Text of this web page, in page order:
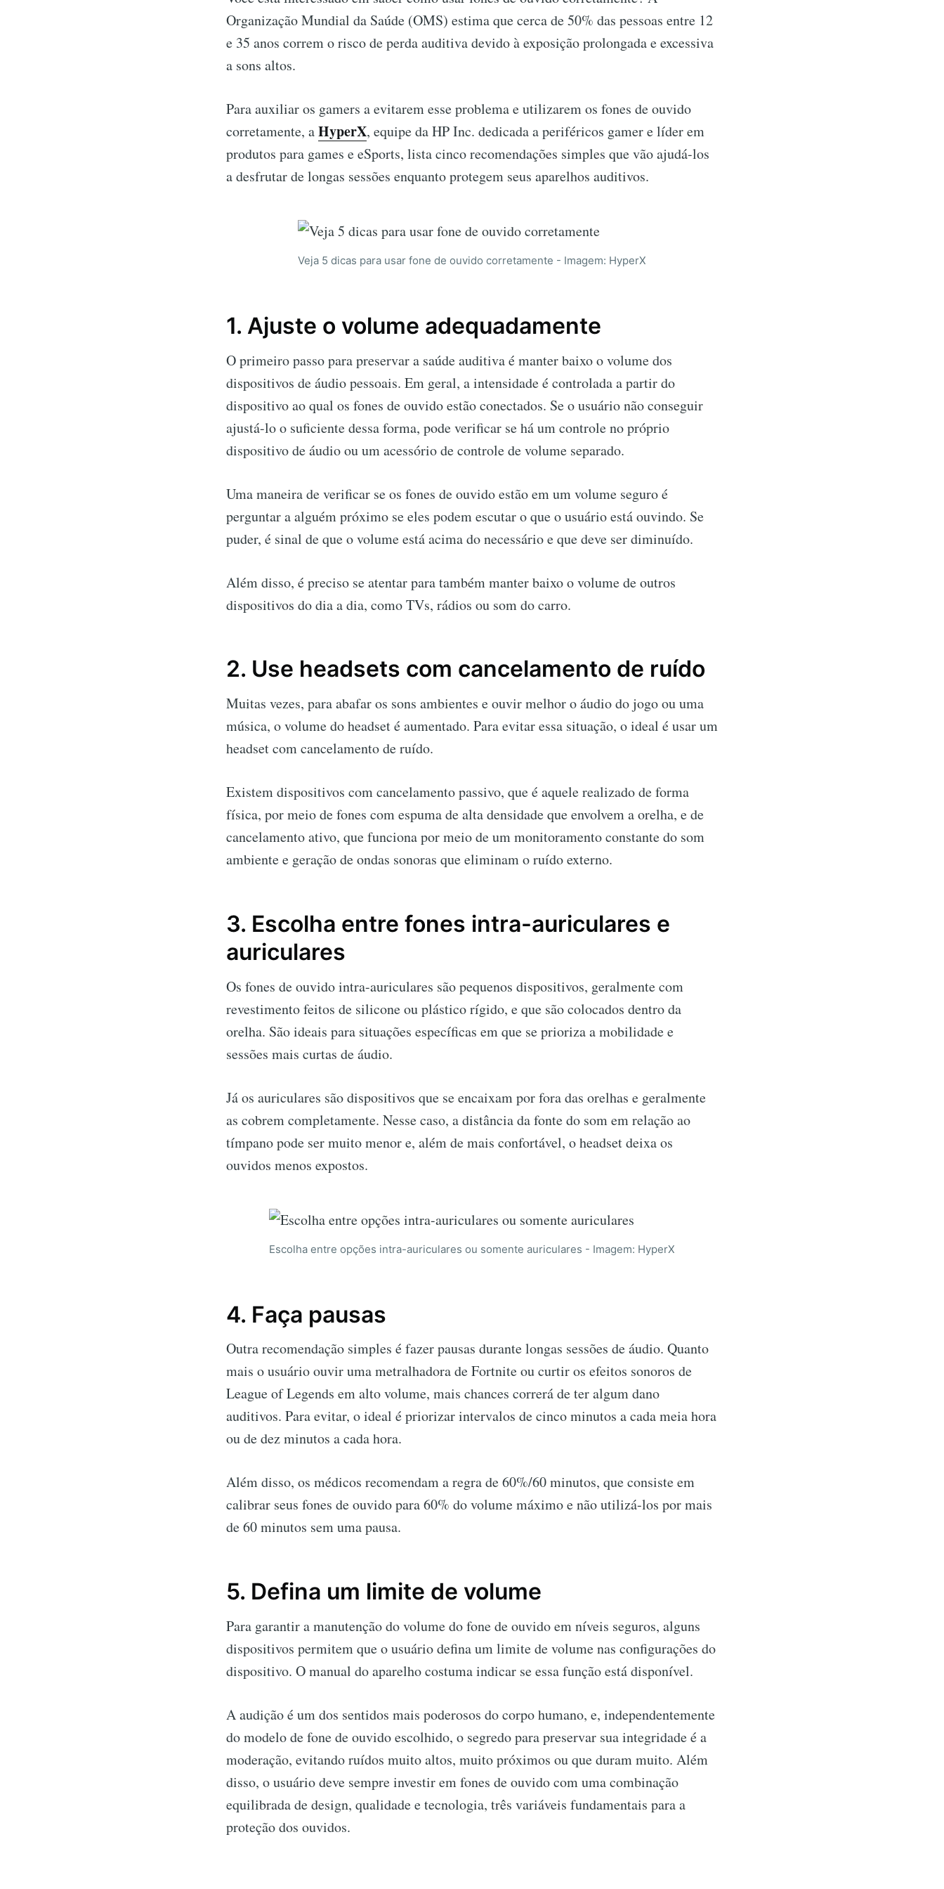
Organização Mundial da Saúde (OMS) estima que cerca de 50% das pessoas entre 12
e 35 anos correm o risco de perda auditiva devido à exposição prolongada e excessiva
a sons altos.
Para auxiliar os gamers a evitarem esse problema e utilizarem os fones de ouvido
corretamente, aHyperX, equipe da HP Inc. dedicada a periféricos gamer e líder em
produtos para games e eSports, lista cinco recomendações simples que vão ajudá-los
a desfrutar de longas sessões enquanto protegem seus aparelhos auditivos.
Veja 5 dicas para usar fone de ouvido corretamente - Imagem: HyperX
1. Ajuste o volume adequadamente
O primeiro passo para preservar a saúde auditiva é manter baixo o volume dos
dispositivos de áudio pessoais. Em geral, a intensidade é controlada a partir do
dispositivo ao qual os fones de ouvido estão conectados. Se o usuário não conseguir
ajustá-lo o suficiente dessa forma, pode verificar se há um controle no próprio
dispositivo de áudio ou um acessório de controle de volume separado.
Uma maneira de verificar se os fones de ouvido estão em um volume seguro é
perguntar a alguém próximo se eles podem escutar o que o usuário está ouvindo. Se
puder, é sinal de que o volume está acima do necessário e que deve ser diminuído.
Além disso, é preciso se atentar para também manter baixo o volume de outros
dispositivos do dia a dia, como TVs, rádios ou som do carro.
2. Use headsets com cancelamento de ruído
Muitas vezes, para abafar os sons ambientes e ouvir melhor o áudio do jogo ou uma
música, o volume do headset é aumentado. Para evitar essa situação, o ideal é usar um
headset com cancelamento de ruído.
Existem dispositivos com cancelamento passivo, que é aquele realizado de forma
física, por meio de fones com espuma de alta densidade que envolvem a orelha, e de
cancelamento ativo, que funciona por meio de um monitoramento constante do som
ambiente e geração de ondas sonoras que eliminam o ruído externo.
3. Escolha entre fones intra-auriculares e
auriculares
Os fones de ouvido intra-auriculares são pequenos dispositivos, geralmente com
revestimento feitos de silicone ou plástico rígido, e que são colocados dentro da
orelha. São ideais para situações específicas em que se prioriza a mobilidade e
sessões mais curtas de áudio.
Já os auriculares são dispositivos que se encaixam por fora das orelhas e geralmente
as cobrem completamente. Nesse caso, a distância da fonte do som em relação ao
tímpano pode ser muito menor e, além de mais confortável, o headset deixa os
ouvidos menos expostos.
Escolha entre opções intra-auriculares ou somente auriculares - Imagem: HyperX
4. Faça pausas
Outra recomendação simples é fazer pausas durante longas sessões de áudio. Quanto
mais o usuário ouvir uma metralhadora de Fortnite ou curtir os efeitos sonoros de
League of Legends em alto volume, mais chances correrá de ter algum dano
auditivos. Para evitar, o ideal é priorizar intervalos de cinco minutos a cada meia hora
ou de dez minutos a cada hora.
Além disso, os médicos recomendam a regra de 60%/60 minutos, que consiste em
calibrar seus fones de ouvido para 60% do volume máximo e não utilizá-los por mais
de 60 minutos sem uma pausa.
5. Defina um limite de volume
Para garantir a manutenção do volume do fone de ouvido em níveis seguros, alguns
dispositivos permitem que o usuário defina um limite de volume nas configurações do
dispositivo. O manual do aparelho costuma indicar se essa função está disponível.
A audição é um dos sentidos mais poderosos do corpo humano, e, independentemente
do modelo de fone de ouvido escolhido, o segredo para preservar sua integridade é a
moderação, evitando ruídos muito altos, muito próximos ou que duram muito. Além
disso, o usuário deve sempre investir em fones de ouvido com uma combinação
equilibrada de design, qualidade e tecnologia, três variáveis ​​fundamentais para a
proteção dos ouvidos.